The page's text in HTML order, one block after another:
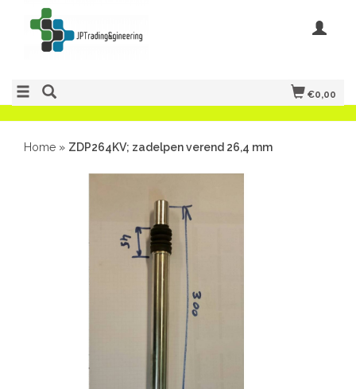
€0,00
Home » ZDP264KV; zadelpen verend 26,4 mm